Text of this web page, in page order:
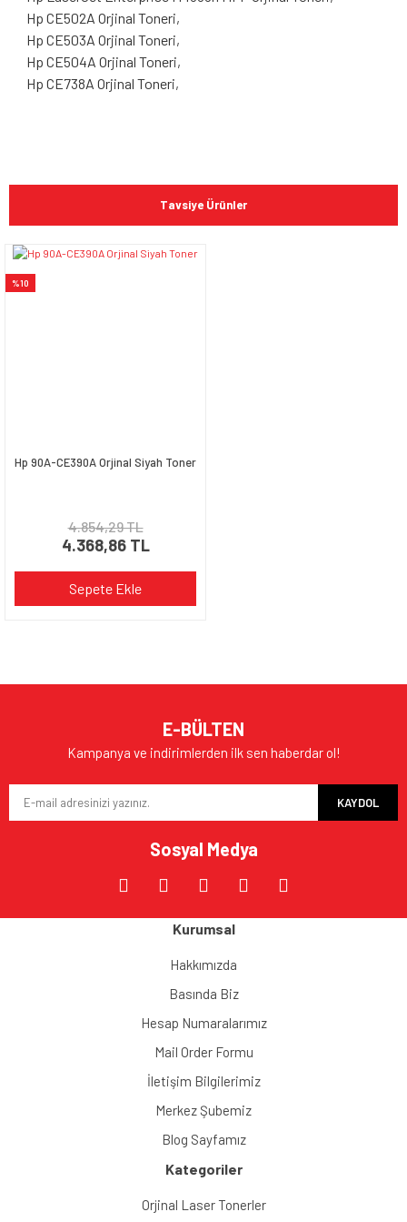
Hp CE502A Orjinal Toneri,
Hp CE503A Orjinal Toneri,
Hp CE504A Orjinal Toneri,
Hp CE738A Orjinal Toneri,
Bu ürüne ilk yorumu siz yapın!
Yorum Yaz
konularda yetersiz gördüğünüz noktaları öneri formunu
kullanarak tarafımıza iletebilirsiniz.
Tavsiye Ürünler
%10
Hp 90A-CE390A Orjinal Siyah Toner
4.854,29 TL
4.368,86 TL
Sepete Ekle
E-BÜLTEN
Kampanya ve indirimlerden ilk sen haberdar ol!
KAYDOL
Sosyal Medya
Kurumsal
Hakkımızda
Basında Biz
Hesap Numaralarımız
Mail Order Formu
İletişim Bilgilerimiz
Merkez Şubemiz
Blog Sayfamız
Kategoriler
Orjinal Laser Tonerler